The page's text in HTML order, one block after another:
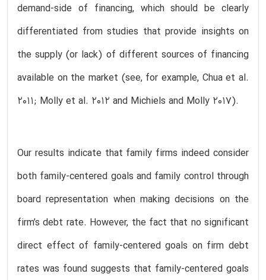
demand-side of financing, which should be clearly
differentiated from studies that provide insights on
the supply (or lack) of different sources of financing
available on the market (see, for example, Chua et al.
2011; Molly et al. 2012 and Michiels and Molly 2017).
Our results indicate that family firms indeed consider
both family-centered goals and family control through
board representation when making decisions on the
firm’s debt rate. However, the fact that no significant
direct effect of family-centered goals on firm debt
rates was found suggests that family-centered goals